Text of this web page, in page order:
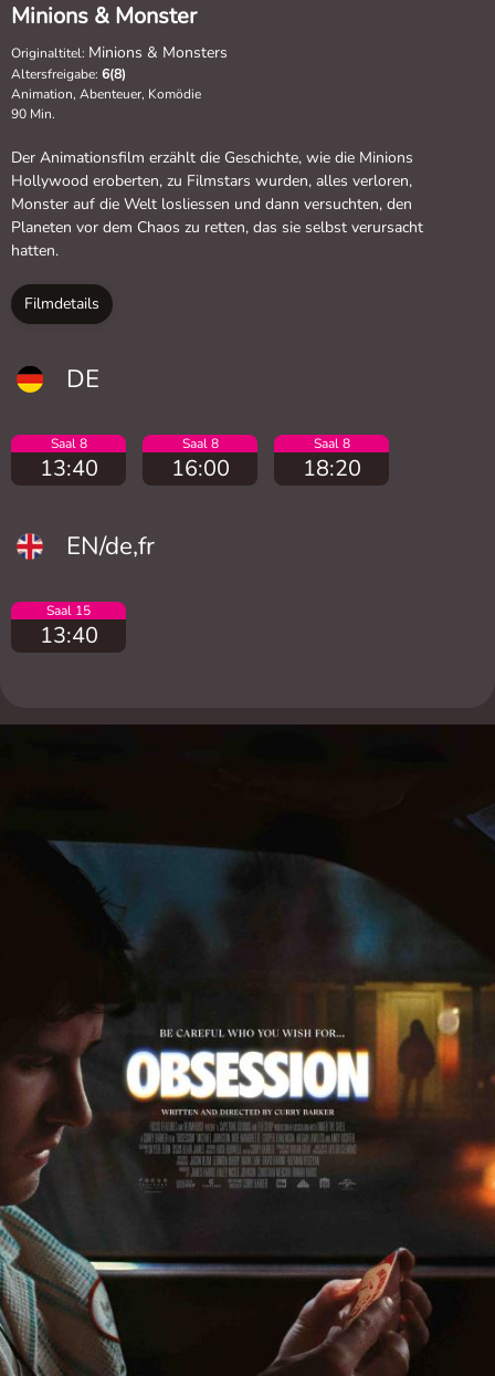
Minions & Monster
Originaltitel: Minions & Monsters
Altersfreigabe: 6(8)
Animation, Abenteuer, Komödie
90 Min.
Der Animationsfilm erzählt die Geschichte, wie die Minions
Hollywood eroberten, zu Filmstars wurden, alles verloren,
Monster auf die Welt losliessen und dann versuchten, den
Planeten vor dem Chaos zu retten, das sie selbst verursacht
hatten.
Filmdetails
DE
Saal 8
13:40
Saal 8
16:00
Saal 8
18:20
EN/de,fr
Saal 15
13:40